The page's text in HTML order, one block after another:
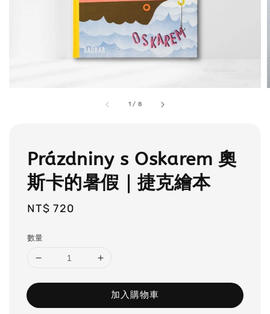
1 / 8
Prázdniny s Oskarem 奧
斯卡的暑假｜捷克繪本
Regular
NT$ 720
數量
加入購物車